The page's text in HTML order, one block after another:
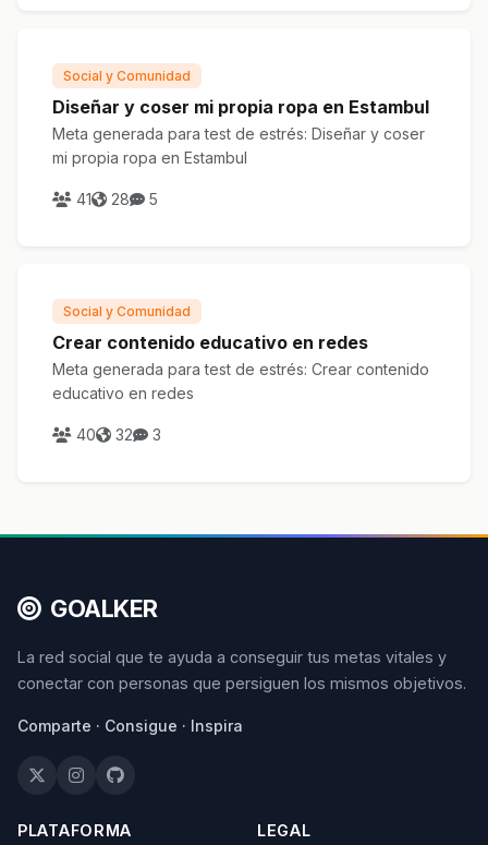
Social y Comunidad
Diseñar y coser mi propia ropa en Estambul
Meta generada para test de estrés: Diseñar y coser
mi propia ropa en Estambul
41 28 5
Social y Comunidad
Crear contenido educativo en redes
Meta generada para test de estrés: Crear contenido
educativo en redes
40 32 3
GOALKER
La red social que te ayuda a conseguir tus metas vitales y
conectar con personas que persiguen los mismos objetivos.
Comparte · Consigue · Inspira
PLATAFORMA LEGAL